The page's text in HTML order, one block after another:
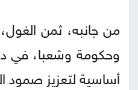
من جانبه، ثمن الغول،
وحكومة وشعبا، في
أساسية لتعزيز صمود